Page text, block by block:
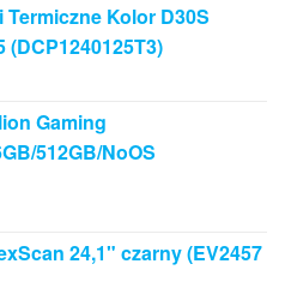
Kolor D30S
(DCP1240125T3)
Gaming
512GB/NoOS
24,1" czarny (EV2457